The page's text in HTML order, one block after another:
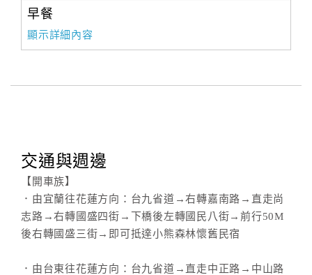
早餐
顯示詳細內容
交通與週邊
【開車族】
．由宜蘭往花蓮方向：台九省道→右轉嘉南路→直走尚
志路→右轉國盛四街→下橋後左轉國民八街→前行50M
後右轉國盛三街→即可抵達小熊森林懷舊民宿
．由台東往花蓮方向：台九省道→直走中正路→中山路